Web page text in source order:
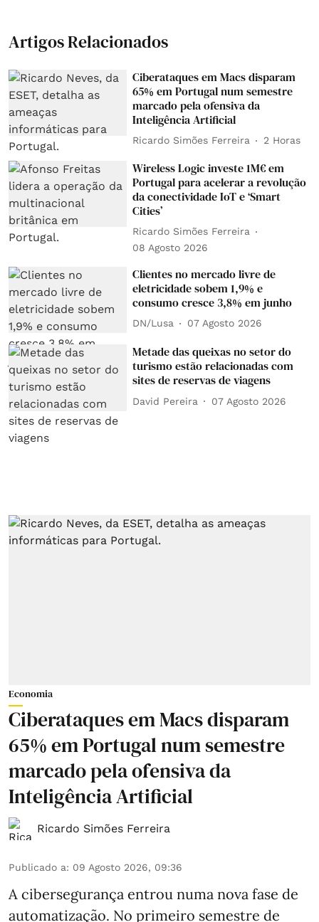
Artigos Relacionados
Ciberataques em Macs disparam
65% em Portugal num semestre
marcado pela ofensiva da
Inteligência Artificial
Ricardo Simões Ferreira 2 Horas
Wireless Logic investe 1M€ em
Portugal para acelerar a revolução
da conectividade IoT e ‘Smart
Cities’
Ricardo Simões Ferreira
08 Agosto 2026
Clientes no mercado livre de
eletricidade sobem 1,9% e
consumo cresce 3,8% em junho
DN/Lusa 07 Agosto 2026
Metade das queixas no setor do
turismo estão relacionadas com
sites de reservas de viagens
David Pereira 07 Agosto 2026
Economia
Ciberataques em Macs disparam
65% em Portugal num semestre
marcado pela ofensiva da
Inteligência Artificial
Ricardo Simões Ferreira
Publicado a: 09 Agosto 2026, 09:36
A cibersegurança entrou numa nova fase de
automatização. No primeiro semestre de